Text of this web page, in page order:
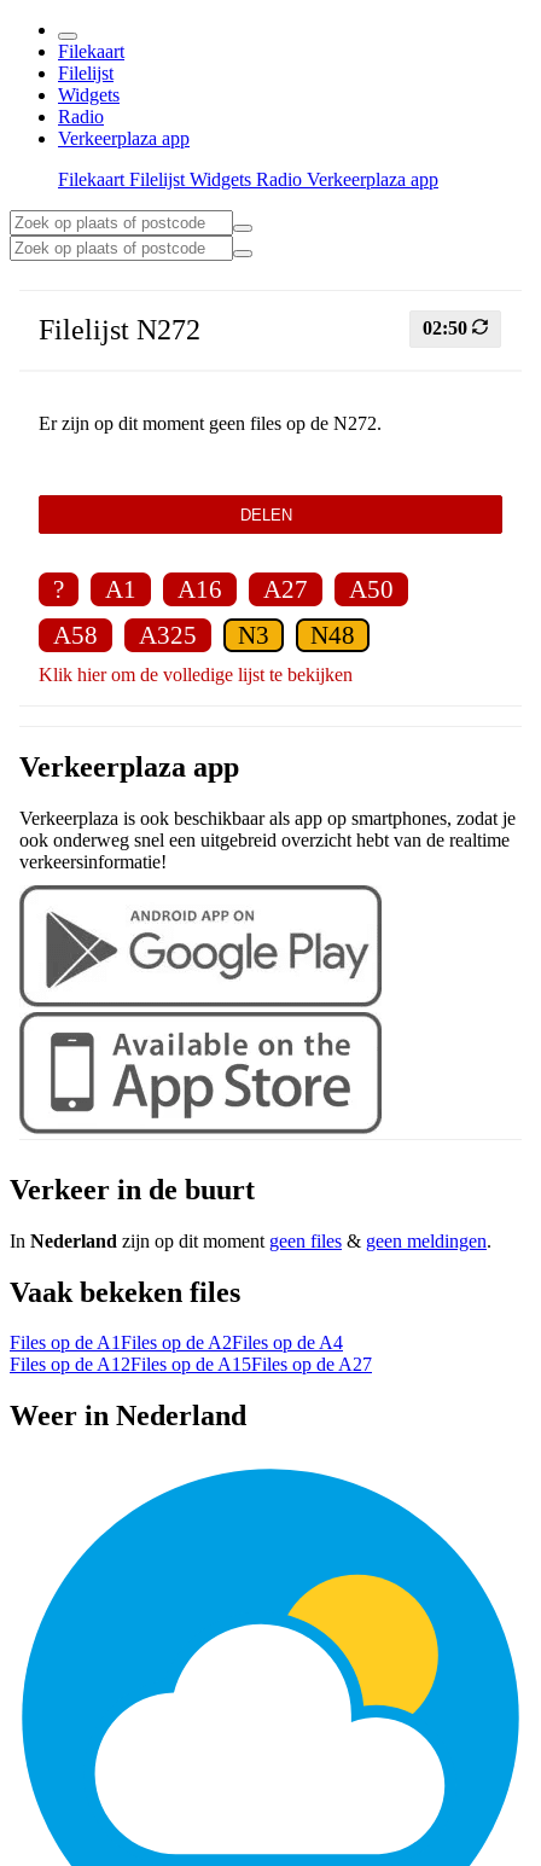
Filekaart
Filelijst
Widgets
Radio
Verkeerplaza app
Filekaart Filelijst Widgets Radio Verkeerplaza app
Filelijst N272 02:50
Er zijn op dit moment geen files op de N272.
DELEN
? A1 A16 A27
A50
A58
A325 N3 N48
Klik hier om de volledige lijst te bekijken
Verkeerplaza app
Verkeerplaza is ook beschikbaar als app op smartphones, zodat je
ook onderweg snel een uitgebreid overzicht hebt van de realtime
verkeersinformatie!
Verkeer in de buurt
In Nederland zijn op dit moment geen files & geen meldingen.
Vaak bekeken files
Files op de A1Files op de A2Files op de A4
Files op de A12Files op de A15Files op de A27
Weer in Nederland